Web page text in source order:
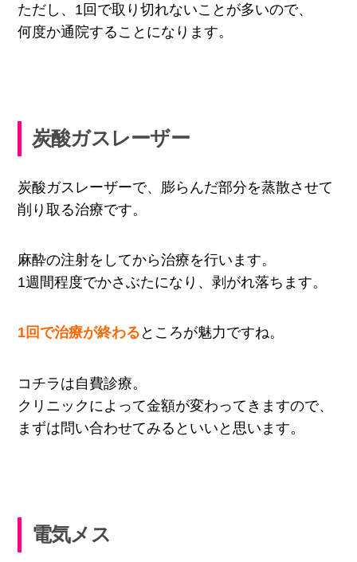
ただし、1回で取り切れないことが多いので、
何度か通院することになります。
炭酸ガスレーザー
炭酸ガスレーザーで、膨らんだ部分を蒸散させて
削り取る治療です。
麻酔の注射をしてから治療を行います。
1週間程度でかさぶたになり、剥がれ落ちます。
1回で治療が終わる ところが魅力ですね。
コチラは自費診療。
クリニックによって金額が変わってきますので、
まずは問い合わせてみるといいと思います。
電気メス